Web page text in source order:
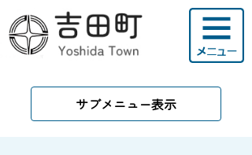
サブメニュー表示